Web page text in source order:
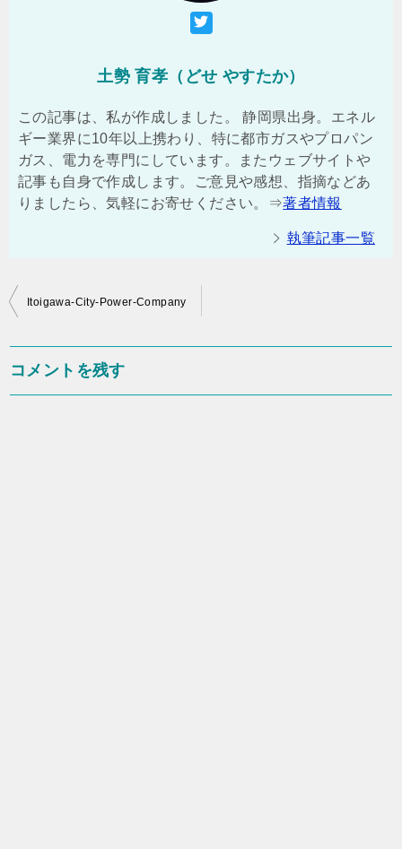
土勢 育孝（どせ やすたか）
この記事は、私が作成しました。 静岡県出身。エネル
ギー業界に10年以上携わり、特に都市ガスやプロパン
ガス、電力を専門にしています。またウェブサイトや
記事も自身で作成します。ご意見や感想、指摘などあ
りましたら、気軽にお寄せください。⇒著者情報
執筆記事一覧
投
Itoigawa-City-Power-Company
コメントを残す